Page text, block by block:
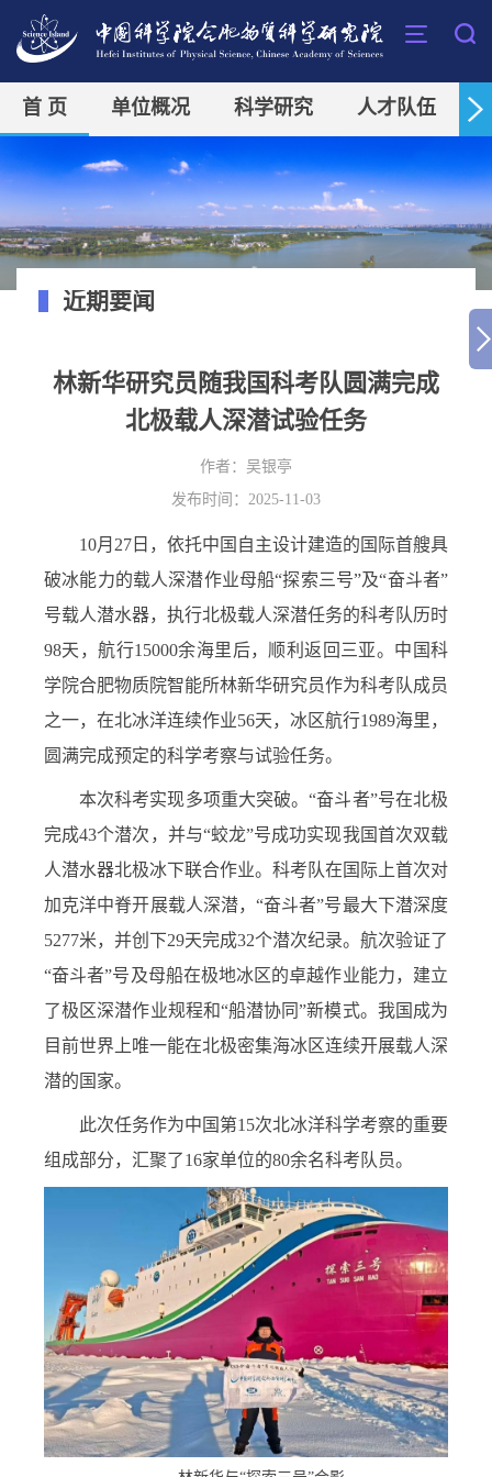
首 页 单位概况 科学研究 人才队伍
近期要闻
林新华研究员随我国科考队圆满完成
北极载人深潜试验任务
作者： 吴银亭
发布时间：2025-11-03
10月 27 日，依托中国自主设计建造的国际首艘具
破冰能力的载人深潜作业母船“探索三号”及“奋斗者”
号载人潜水器，执行北极载人深潜任务的科考队历时
98天，航行15000余海里后，顺利返回三亚。中国科
学院合肥物质院智能所林新华研究员作为科考队成员
之一，在北冰洋连续作业56天，冰区航行1989海里，
圆满完成预定的科学考察与试验任务。
本次科考实现多项重大突破。“奋斗者”号在北极
完成43个潜次，并与“蛟龙”号成功实现我国首次双载
人潜水器北极冰下联合作业。科考队在国际上首次对
加克洋中脊开展载人深潜，“奋斗者”号最大下潜深度
5277米，并创下29天完成32个潜次纪录。航次验证了
“奋斗者”号及母船在极地冰区的卓越作业能力，建立
了极区深潜作业规程和“船潜协同”新模式。我国成为
目前世界上唯一能在北极密集海冰区连续开展载人深
潜的国家。
此次任务作为中国第15次北冰洋科学考察的重要
组成部分，汇聚了16家单位的80余名科考队员。